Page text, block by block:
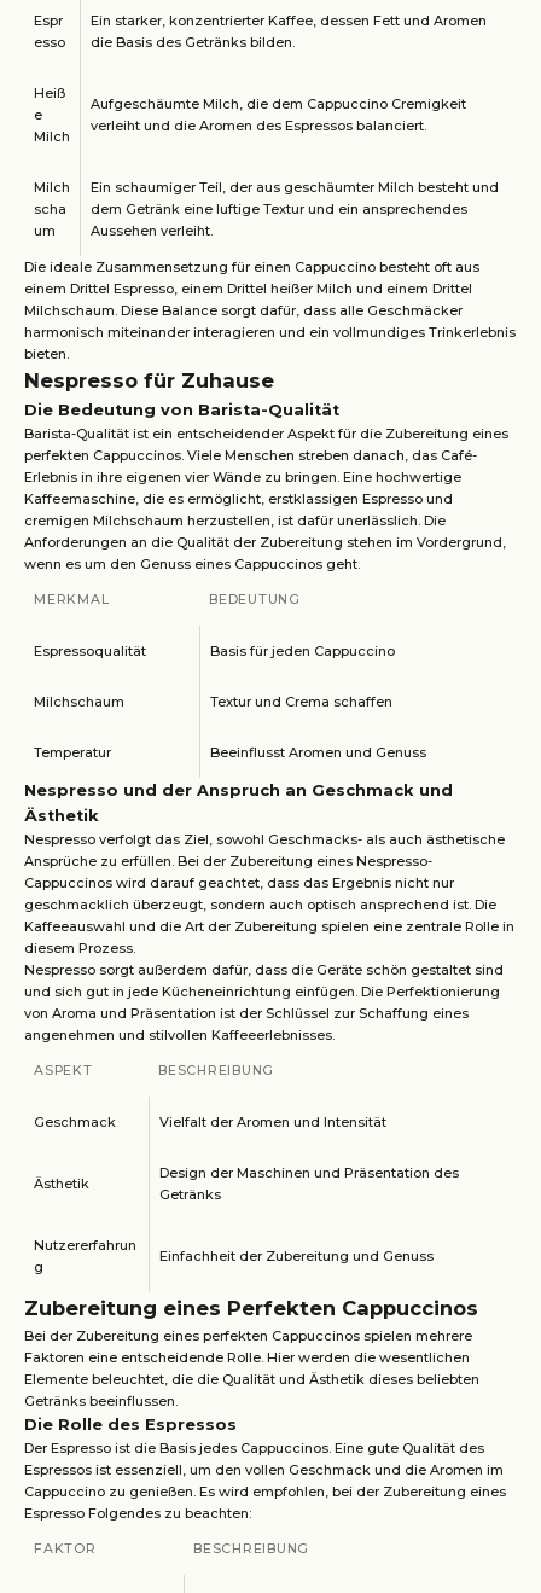
Espr
esso
Ein starker, konzentrierter Kaffee, dessen Fett und Aromen
die Basis des Getränks bilden.
Heiß
e
Milch
Aufgeschäumte Milch, die dem Cappuccino Cremigkeit
verleiht und die Aromen des Espressos balanciert.
Milch
scha
um
Ein schaumiger Teil, der aus geschäumter Milch besteht und
dem Getränk eine luftige Textur und ein ansprechendes
Aussehen verleiht.
Die ideale Zusammensetzung für einen Cappuccino besteht oft aus
einem Drittel Espresso, einem Drittel heißer Milch und einem Drittel
Milchschaum. Diese Balance sorgt dafür, dass alle Geschmäcker
harmonisch miteinander interagieren und ein vollmundiges Trinkerlebnis
bieten.
Nespresso für Zuhause
Die Bedeutung von Barista-Qualität
Barista-Qualität ist ein entscheidender Aspekt für die Zubereitung eines
perfekten Cappuccinos. Viele Menschen streben danach, das Café-
Erlebnis in ihre eigenen vier Wände zu bringen. Eine hochwertige
Kaffeemaschine, die es ermöglicht, erstklassigen Espresso und
cremigen Milchschaum herzustellen, ist dafür unerlässlich. Die
Anforderungen an die Qualität der Zubereitung stehen im Vordergrund,
wenn es um den Genuss eines Cappuccinos geht.
MERKMAL BEDEUTUNG
Espressoqualität Basis für jeden Cappuccino
Milchschaum Textur und Crema schaffen
Temperatur Beeinflusst Aromen und Genuss
Nespresso und der Anspruch an Geschmack und
Ästhetik
Nespresso verfolgt das Ziel, sowohl Geschmacks- als auch ästhetische
Ansprüche zu erfüllen. Bei der Zubereitung eines Nespresso-
Cappuccinos wird darauf geachtet, dass das Ergebnis nicht nur
geschmacklich überzeugt, sondern auch optisch ansprechend ist. Die
Kaffeeauswahl und die Art der Zubereitung spielen eine zentrale Rolle in
diesem Prozess.
Nespresso sorgt außerdem dafür, dass die Geräte schön gestaltet sind
und sich gut in jede Kücheneinrichtung einfügen. Die Perfektionierung
von Aroma und Präsentation ist der Schlüssel zur Schaffung eines
angenehmen und stilvollen Kaffeeerlebnisses.
ASPEKT BESCHREIBUNG
Geschmack Vielfalt der Aromen und Intensität
Ästhetik
Design der Maschinen und Präsentation des
Getränks
Nutzererfahrun
g
Einfachheit der Zubereitung und Genuss
Zubereitung eines Perfekten Cappuccinos
Bei der Zubereitung eines perfekten Cappuccinos spielen mehrere
Faktoren eine entscheidende Rolle. Hier werden die wesentlichen
Elemente beleuchtet, die die Qualität und Ästhetik dieses beliebten
Getränks beeinflussen.
Die Rolle des Espressos
Der Espresso ist die Basis jedes Cappuccinos. Eine gute Qualität des
Espressos ist essenziell, um den vollen Geschmack und die Aromen im
Cappuccino zu genießen. Es wird empfohlen, bei der Zubereitung eines
Espresso Folgendes zu beachten:
FAKTOR BESCHREIBUNG